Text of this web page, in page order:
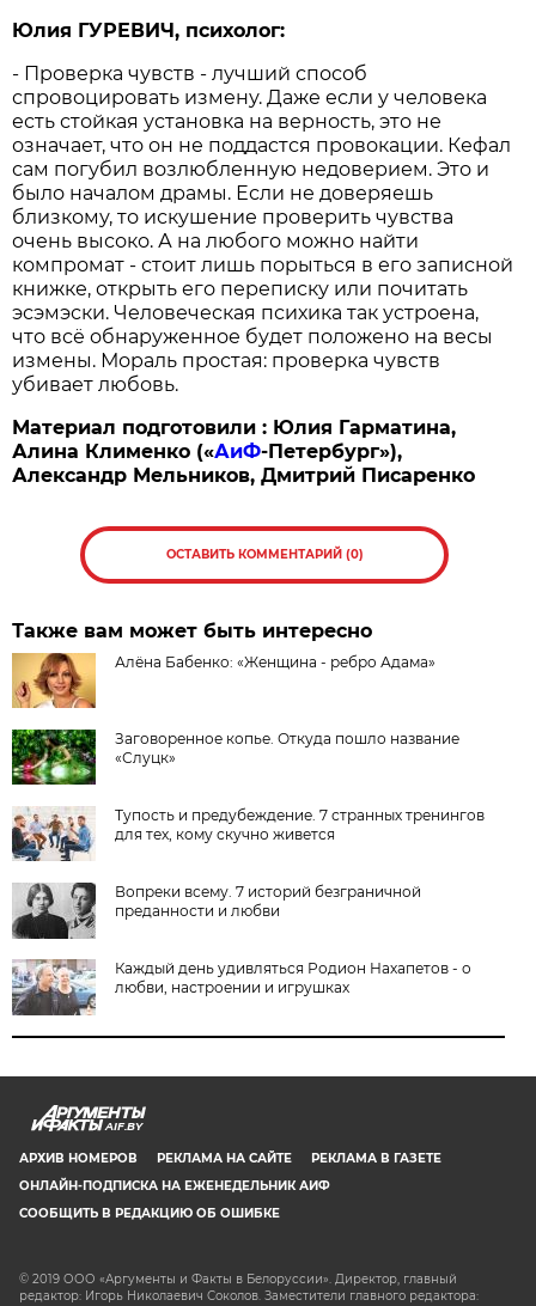
Юлия ГУРЕВИЧ, психолог:
- Проверка чувств - лучший способ
спровоцировать измену. Даже если у человека
есть стойкая установка на верность, это не
означает, что он не поддастся провокации. Кефал
сам погубил возлюбленную недоверием. Это и
было началом драмы. Если не доверяешь
близкому, то искушение проверить чувства
очень высоко. А на любого можно найти
компромат - стоит лишь порыться в его записной
книжке, открыть его переписку или почитать
эсэмэски. Человеческая психика так устроена,
что всё обнаруженное будет положено на весы
измены. Мораль простая: проверка чувств
убивает любовь.
Материал подготовили : Юлия Гарматина,
Алина Клименко («АиФ-Петербург»),
Александр Мельников, Дмитрий Писаренко
ОСТАВИТЬ КОММЕНТАРИЙ (0)
Также вам может быть интересно
Алёна Бабенко: «Женщина - ребро Адама»
Заговоренное копье. Откуда пошло название
«Слуцк»
Тупость и предубеждение. 7 странных тренингов
для тех, кому скучно живется
Вопреки всему. 7 историй безграничной
преданности и любви
Каждый день удивляться Родион Нахапетов - о
любви, настроении и игрушках
AIF.BY
АРХИВ НОМЕРОВ РЕКЛАМА НА САЙТЕ
РЕКЛАМА В ГАЗЕТЕ
ОНЛАЙН-ПОДПИСКА НА ЕЖЕНЕДЕЛЬНИК АИФ
СООБЩИТЬ В РЕДАКЦИЮ ОБ ОШИБКЕ
© 2019 ООО «Аргументы и Факты в Белоруссии». Директор, главный
редактор: Игорь Николаевич Соколов. Заместители главного редактора: